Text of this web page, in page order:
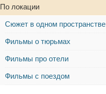
По локации
Сюжет в одном пространстве
Фильмы о тюрьмах
Фильмы про отели
Фильмы с поездом